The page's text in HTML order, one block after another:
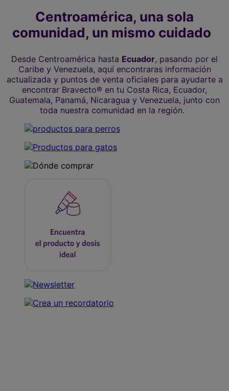
Centroamérica, una sola
comunidad, un mismo cuidado
Desde Centroamérica hasta Ecuador, pasando por el
Caribe y Venezuela, aquí encontraras información
actualizada y puntos de venta oficiales para ayudarte a
encontrar Bravecto® en tu Costa Rica, Ecuador,
Guatemala, Panamá, Nicaragua y Venezuela, junto con
toda nuestra comunidad en la región.